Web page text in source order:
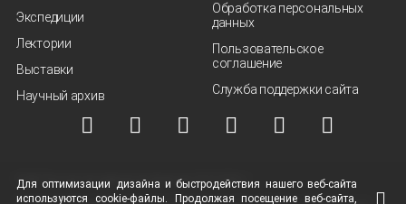
Экспедиции
Лектории
Выставки
Научный архив
Обработка персональных
данных
Пользовательское
соглашение
Служба поддержки сайта
© ВОО "Русское географическое общество", 2013-2026 г.
Для оптимизации дизайна и быстродействия нашего веб-сайта
используются cookie-файлы. Продолжая посещение веб-сайта,